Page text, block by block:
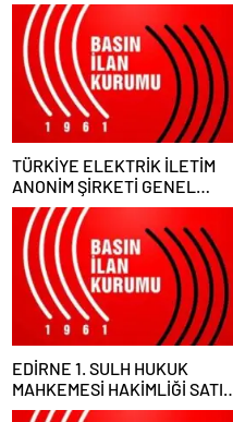
TÜRKİYE ELEKTRİK İLETİM
ANONİM ŞİRKETİ GENEL
MÜDÜRLÜĞÜ
EDİRNE 1. SULH HUKUK
MAHKEMESİ HAKİMLİĞİ SATIŞ
MEMURLUĞU